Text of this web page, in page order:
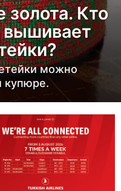
Кто
вышивает
можно
купюре.